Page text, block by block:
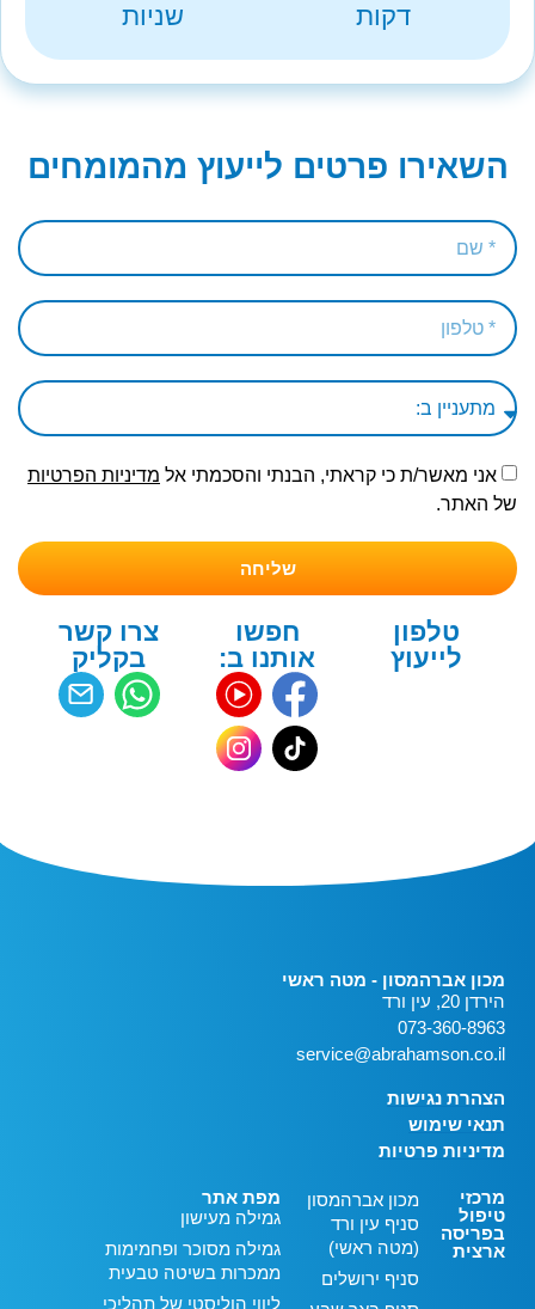
דקות שניות
השאירו פרטים לייעוץ מהמומחים
אני מאשר/ת כי קראתי, הבנתי והסכמתי אל מדיניות הפרטיות
של האתר.
שליחה
טלפון
לייעוץ
חפשו
אותנו ב:
צרו קשר
בקליק
מכון אברהמסון - מטה ראשי
הירדן 20, עין ורד
073-360-8963
service@abrahamson.co.il
הצהרת נגישות
תנאי שימוש
מדיניות פרטיות
מרכזי
טיפול
בפריסה
ארצית
מכון אברהמסון
סניף עין ורד
(מטה ראשי)
סניף ירושלים
מפת אתר
גמילה מעישון
גמילה מסוכר ופחמימות
ממכרות בשיטה טבעית
ליווי הוליסטי של תהליכי